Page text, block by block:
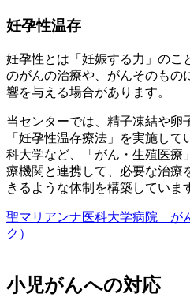
妊孕性温存
妊孕性とは「妊娠する力」のこ
のがんの治療や、がんそのもの
響を与える場合があります。
当センターでは、精子凍結や卵
「妊孕性温存療法」を実施し
科大学など、「がん・生殖医療
療機関と連携して、必要な治療
きるような体制を構築していま
聖マリアンナ医科大学病院 が
ク）
小児がんへの対応